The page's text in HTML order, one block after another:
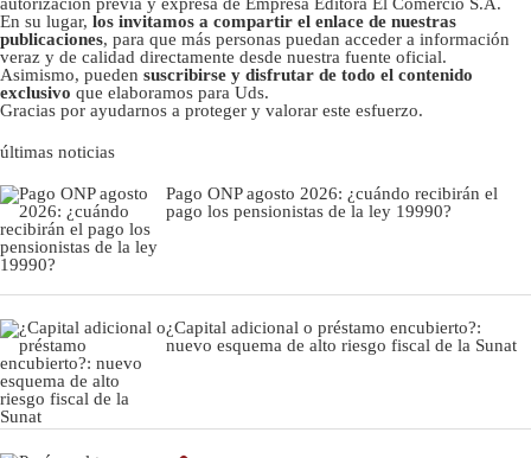
En su lugar, los invitamos a compartir el enlace de nuestras
publicaciones, para que más personas puedan acceder a información
veraz y de calidad directamente desde nuestra fuente oficial.
Asimismo, pueden suscribirse y disfrutar de todo el contenido
exclusivo que elaboramos para Uds.
Gracias por ayudarnos a proteger y valorar este esfuerzo.
últimas noticias
Pago ONP agosto 2026: ¿cuándo recibirán el
pago los pensionistas de la ley 19990?
¿Capital adicional o préstamo encubierto?:
nuevo esquema de alto riesgo fiscal de la Sunat